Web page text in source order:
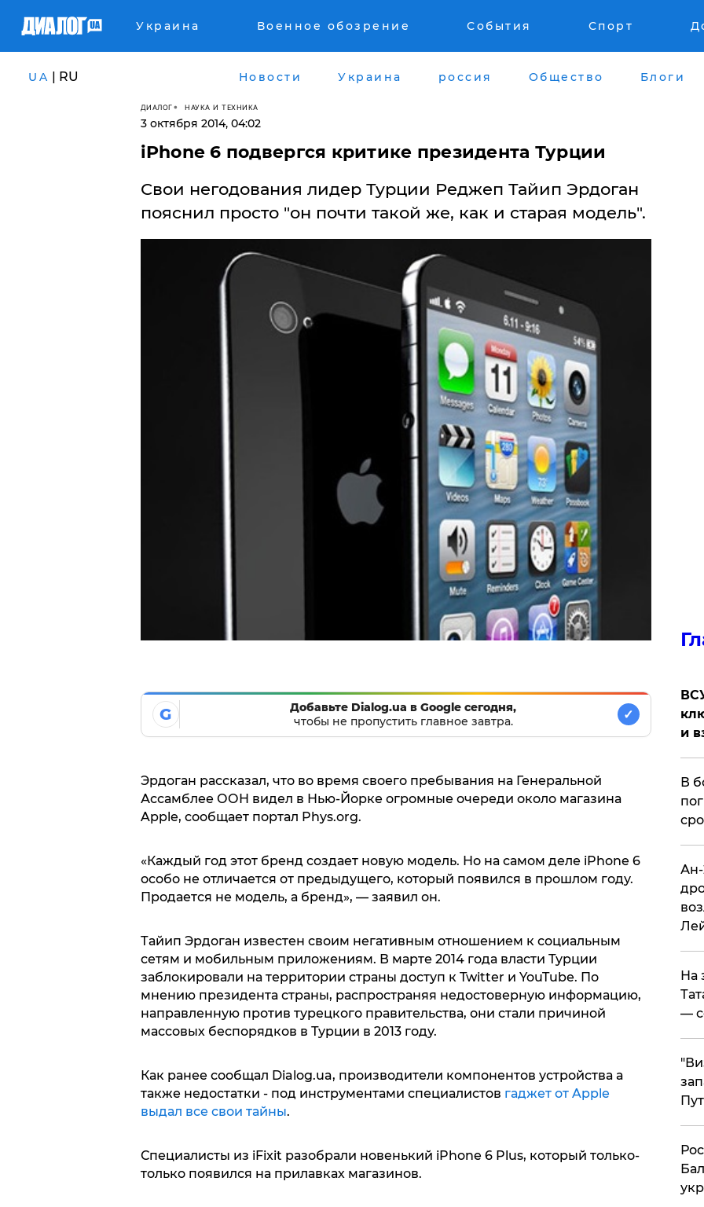
Украина Военное обозрение События Спорт
UA | RU Новости Украина россия Общество Блоги
ДИАЛОГ НАУКА И ТЕХНИКА
3 октября 2014, 04:02
iPhone 6 подвергся критике президента Турции
Свои негодования лидер Турции Реджеп Тайип Эрдоган
пояснил просто "он почти такой же, как и старая модель".
G
Добавьте Dialog.ua в Google сегодня,
чтобы не пропустить главное завтра.
✓
Эрдоган рассказал, что во время своего пребывания на Генеральной
Ассамблее ООН видел в Нью-Йорке огромные очереди около магазина
Apple, сообщает портал Phys.org.
«Каждый год этот бренд создает новую модель. Но на самом деле iPhone 6
особо не отличается от предыдущего, который появился в прошлом году.
Продается не модель, а бренд», — заявил он.
Тайип Эрдоган известен своим негативным отношением к социальным
сетям и мобильным приложениям. В марте 2014 года власти Турции
заблокировали на территории страны доступ к Twitter и YouTube. По
мнению президента страны, распространяя недостоверную информацию,
направленную против турецкого правительства, они стали причиной
массовых беспорядков в Турции в 2013 году.
Как ранее сообщал Dialog.ua, производители компонентов устройства а
также недостатки - под инструментами специалистов гаджет от Apple
выдал все свои тайны.
Специалисты из iFixit разобрали новенький iPhone 6 Plus, который только-
только появился на прилавках магазинов.
и
В
Ан-
На
—